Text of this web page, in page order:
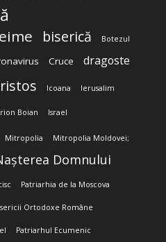
biserică Botezul
Cruce dragoste
Icoana Ierusalim
Boian Israel
Mitropolia Mitropolia Moldovei;
Domnului
Patriarhia de la Moscova
Ortodoxe Române
Patriarhul Ecumenic